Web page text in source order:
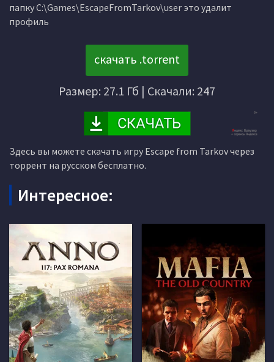
папку C:\Games\EscapeFromTarkov\user это удалит
профиль
скачать .torrent
Размер: 27.1 Гб | Скачали: 247
Здесь вы можете скачать игру Escape from Tarkov через
торрент на русском бесплатно.
Интересное: